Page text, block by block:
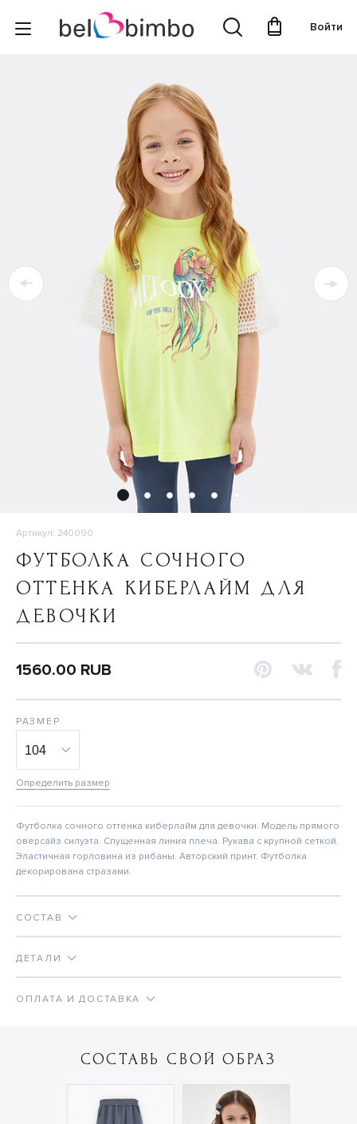
Войти
Артикул: 240090
ФУТБОЛКА СОЧНОГО
ОТТЕНКА КИБЕРЛАЙМ ДЛЯ
ДЕВОЧКИ
1560.00 RUB
РАЗМЕР
Определить размер
Футболка сочного оттенка киберлайм для девочки. Модель прямого
оверсайз силуэта. Спущенная линия плеча. Рукава с крупной сеткой.
Эластичная горловина из рибаны. Авторский принт. Футболка
декорирована стразами.
СОСТАВ
ДЕТАЛИ
ОПЛАТА И ДОСТАВКА
СОСТАВЬ СВОЙ ОБРАЗ